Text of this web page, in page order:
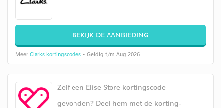
BEKIJK DE AANBIEDING
Meer Clarks kortingscodes • Geldig t/m Aug 2026
Zelf een Elise Store kortingscode
gevonden? Deel hem met de korting-